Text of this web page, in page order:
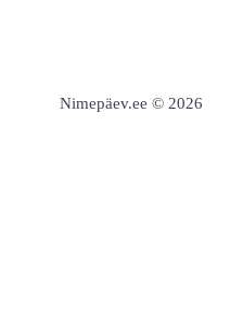
Nimepäev.ee © 2026